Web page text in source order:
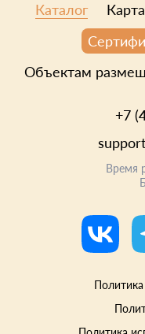
Каталог Карта
Объектам
+7
Время